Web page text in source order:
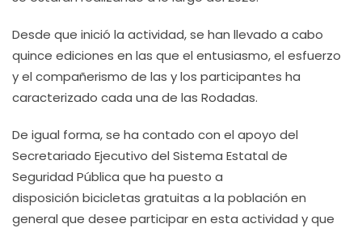
Desde que inició la actividad, se han llevado a cabo
quince ediciones en las que el entusiasmo, el esfuerzo
y el compañerismo de las y los participantes ha
caracterizado cada una de las Rodadas.
De igual forma, se ha contado con el apoyo del
Secretariado Ejecutivo del Sistema Estatal de
Seguridad Pública que ha puesto a
disposición bicicletas gratuitas a la población en
general que desee participar en esta actividad y que